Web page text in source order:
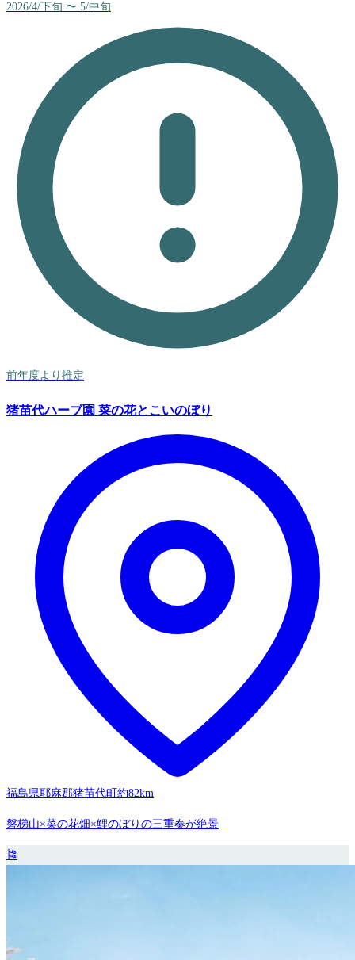
2026/4/下旬 〜 5/中旬
前年度より推定
猪苗代ハーブ園 菜の花とこいのぼり
福島県耶麻郡猪苗代町 約82km
磐梯山×菜の花畑×鯉のぼりの三重奏が絶景
🎏